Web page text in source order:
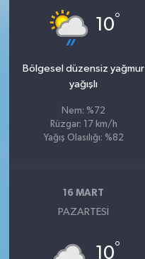
10°
Bölgesel düzensiz yağmur
yağışlı
Nem: %72
Rüzgar: 17 km/h
Yağış Olasılığı: %82
16 MART
PAZARTESI
10°